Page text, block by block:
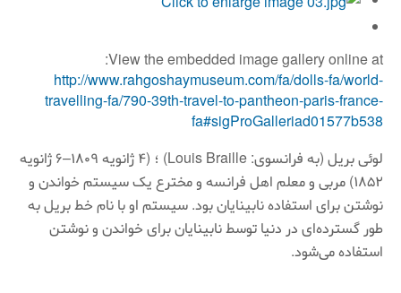
View the embedded image gallery online at:
http://www.rahgoshaymuseum.com/fa/dolls-fa/world-
travelling-fa/790-39th-travel-to-pantheon-paris-france-
fa#sigProGalleriad01577b538
لوئی بریل (به فرانسوی: Louis Braille) ؛ (۴ ژانویه ۱۸۰۹–۶ ژانویه
۱۸۵۲) مربی و معلم اهل فرانسه و مخترع یک سیستم خواندن و
نوشتن برای استفاده نابینایان بود. سیستم او با نام خط بریل به
طور گسترده‌ای در دنیا توسط نابینایان برای خواندن و نوشتن
استفاده می‌شود.